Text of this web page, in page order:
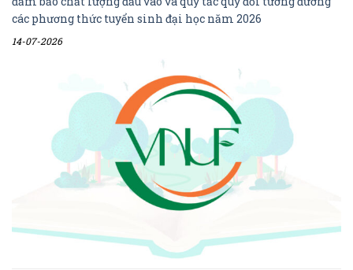
các phương thức tuyển sinh đại học năm 2026
14-07-2026